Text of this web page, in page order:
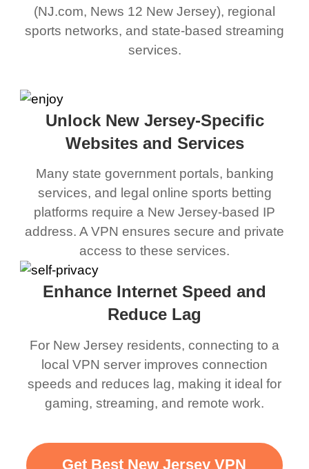
(NJ.com, News 12 New Jersey), regional
sports networks, and state-based streaming
services.
Unlock New Jersey-Specific
Websites and Services
Many state government portals, banking
services, and legal online sports betting
platforms require a New Jersey-based IP
address. A VPN ensures secure and private
access to these services.
Enhance Internet Speed and
Reduce Lag
For New Jersey residents, connecting to a
local VPN server improves connection
speeds and reduces lag, making it ideal for
gaming, streaming, and remote work.
Get Best New Jersey VPN